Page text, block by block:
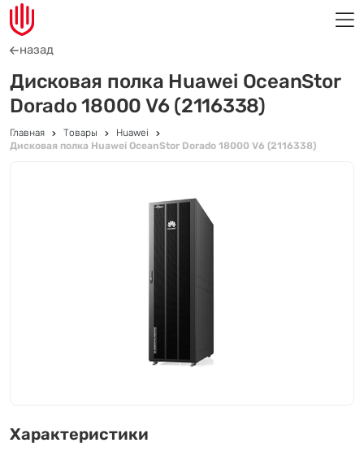
назад
Дисковая полка Huawei OceanStor
Dorado 18000 V6 (2116338)
Главная Товары
Huawei
Дисковая полка Huawei OceanStor Dorado 18000 V6 (2116338)
Характеристики